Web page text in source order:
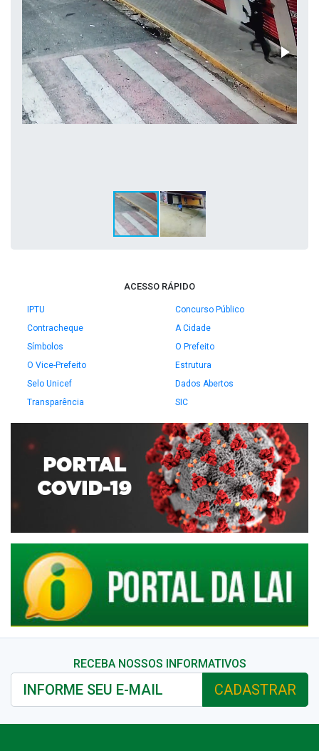
ACESSO RÁPIDO
IPTU
Concurso Público
Contracheque
A Cidade
Símbolos
O Prefeito
O Vice-Prefeito
Estrutura
Selo Unicef
Dados Abertos
Transparência
SIC
RECEBA NOSSOS INFORMATIVOS
CADASTRAR